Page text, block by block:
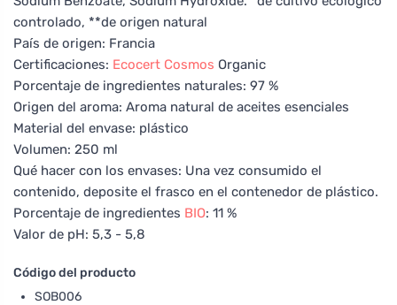
controlado, **de origen natural
País de origen: Francia
Certificaciones: Ecocert Cosmos Organic
Porcentaje de ingredientes naturales: 97 %
Origen del aroma: Aroma natural de aceites esenciales
Material del envase: plástico
Volumen: 250 ml
Qué hacer con los envases: Una vez consumido el
contenido, deposite el frasco en el contenedor de plástico.
Porcentaje de ingredientes BIO: 11 %
Valor de pH: 5,3 - 5,8
Código del producto
SOB006